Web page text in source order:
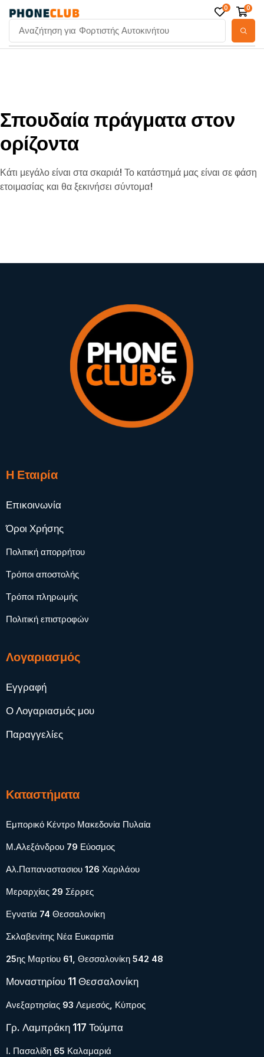
Αναζήτηση για Φορτιστής Αυτοκινήτου
0 0
Σπουδαία πράγματα στον
ορίζοντα
Κάτι μεγάλο είναι στα σκαριά! Το κατάστημά μας είναι σε φάση
ετοιμασίας και θα ξεκινήσει σύντομα!
Η Εταιρία
Επικοινωνία
Όροι Χρήσης
Πολιτική απορρήτου
Τρόποι αποστολής
Τρόποι πληρωμής
Πολιτική επιστροφών
Λογαριασμός
Εγγραφή
Ο Λογαριασμός μου
Παραγγελίες
Καταστήματα
Εμπορικό Κέντρο Μακεδονία Πυλαία
Μ.Αλεξάνδρου 79 Εύοσμος
Αλ.Παπαναστασιου 126 Χαριλάου
Μεραρχίας 29 Σέρρες
Εγνατία 74 Θεσσαλονίκη
Σκλαβενίτης Νέα Ευκαρπία
25ης Μαρτίου 61, Θεσσαλονίκη 542 48
Μοναστηρίου 11 Θεσσαλονίκη
Ανεξαρτησίας 93 Λεμεσός, Κύπρος
Γρ. Λαμπράκη 117 Τούμπα
Ι. Πασαλίδη 65 Καλαμαριά